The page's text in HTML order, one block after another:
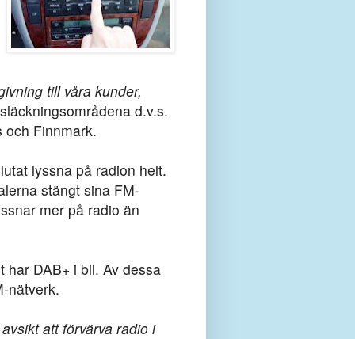
till våra kunder,
d.v.s.
och Finnmark.
lyssna på radion helt.
stängt sina FM-
mer på radio än
har DAB+ i bil. Av dessa
nätverk.
att förvärva radio i